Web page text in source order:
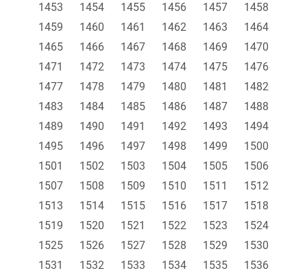
1453
1454 1455 1456 1457
1458
1459
1460 1461 1462 1463
1464
1465
1466 1467 1468 1469
1470
1471
1472 1473 1474 1475
1476
1477
1478 1479 1480 1481
1482
1483
1484 1485 1486 1487
1488
1489
1490 1491 1492 1493
1494
1495
1496 1497 1498 1499
1500
1501
1502 1503 1504 1505
1506
1507
1508 1509 1510 1511
1512
1513
1514 1515 1516 1517
1518
1519
1520 1521 1522 1523
1524
1525
1526 1527 1528 1529
1530
1531
1532 1533 1534 1535
1536